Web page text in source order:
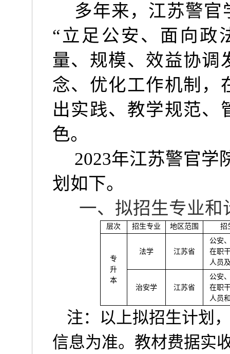
多年来，江苏警
“ 立足公安、面向政
量、规模、效益协调
念、优化工作机制，
出实践、教学规范、
色。
2023年江苏警官学
划如下。
一、拟招生专业和
层次 招生专业 地区范围 招
专
升
本
法学 江苏省
公安
在职
人员
治安学 江苏省
公安
在职
人员
注：以上拟招生计划
信息为准。教材费据实